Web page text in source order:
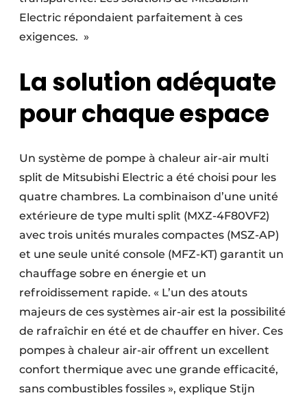
Electric répondaient parfaitement à ces
exigences. »
La solution adéquate
pour chaque espace
Un système de pompe à chaleur air-air multi
split de Mitsubishi Electric a été choisi pour les
quatre chambres. La combinaison d’une unité
extérieure de type multi split (MXZ-4F80VF2)
avec trois unités murales compactes (MSZ-AP)
et une seule unité console (MFZ-KT) garantit un
chauffage sobre en énergie et un
refroidissement rapide. « L’un des atouts
majeurs de ces systèmes air-air est la possibilité
de rafraîchir en été et de chauffer en hiver. Ces
pompes à chaleur air-air offrent un excellent
confort thermique avec une grande efficacité,
sans combustibles fossiles », explique Stijn